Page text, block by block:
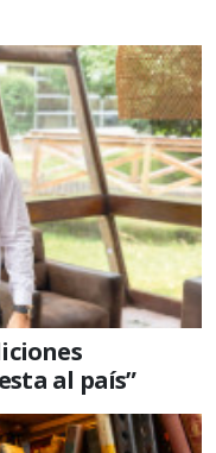
al país”